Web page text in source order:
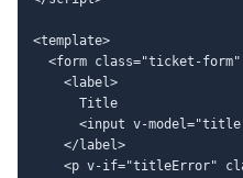
<template>
<form class="ticket-
    <label>
      Title
<input v-
    </label>
<p v-if="titleError"